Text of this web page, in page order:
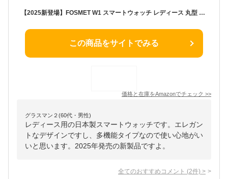
【2025新登場】FOSMET W1 スマートウォッチ レディース 丸型 常時表示 通話機能 着信通知 AMOLED iphone アンドロイド対応 100種類運動モード GPS運動記録 IP68防水 Bluetooth5.3 Smart Watch 文字盤DIY 睡眠管理 天気予報/スマホ探/歩数計/ライト/目覚まし時計 音楽カメラ制御 ローマ字 TELEC認証取得済(金属+牛革ベルト)
この商品をサイトでみる
価格と在庫をAmazonでチェック >>
グラスマン２(60代・男性)
レディース用の日本製スマートウォッチです。エレガン
トなデザインですし、多機能タイプなので使い心地がい
いと思います。2025年発売の新製品ですよ。
全てのおすすめコメント (2件) >